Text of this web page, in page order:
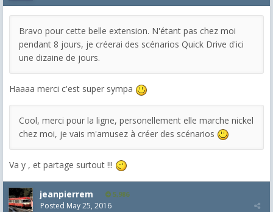
Bravo pour cette belle extension. N'étant pas chez moi
pendant 8 jours, je créerai des scénarios Quick Drive d'ici
une dizaine de jours.
Haaaa merci c'est super sympa
Cool, merci pour la ligne, personellement elle marche nickel
chez moi, je vais m'amusez à créer des scénarios
Va y , et partage surtout !!!
jeanpierrem 5,986
Posted May 25, 2016